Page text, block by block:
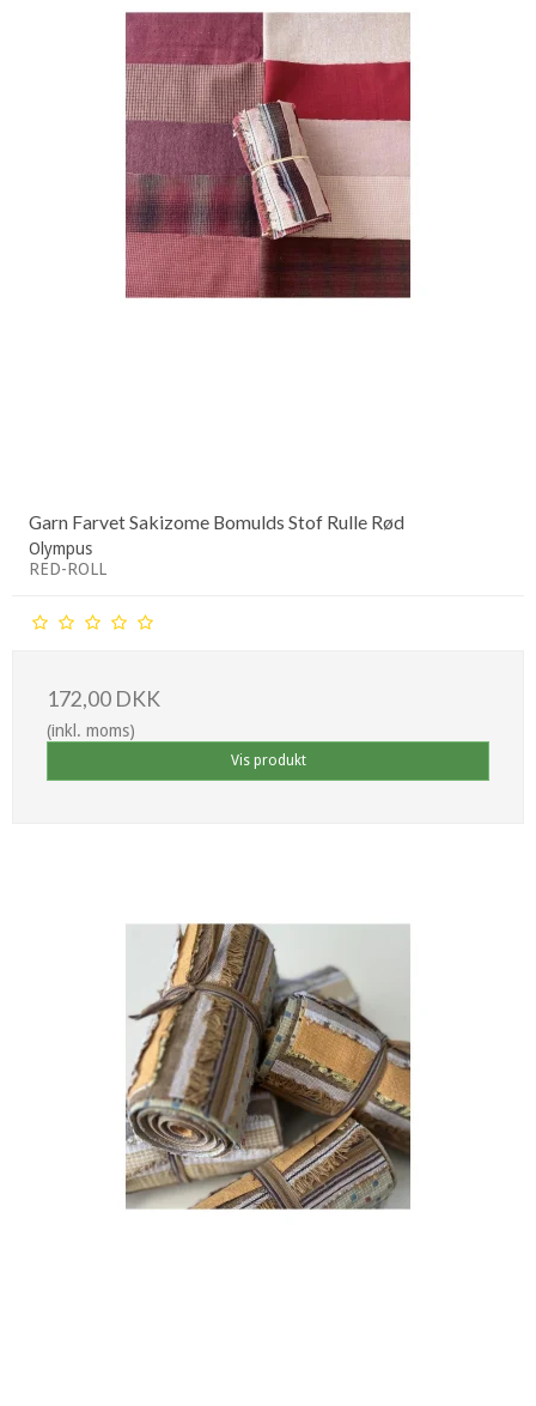
Garn Farvet Sakizome Bomulds Stof Rulle Rød
Olympus
RED-ROLL
172,00 DKK
(inkl. moms)
Vis produkt